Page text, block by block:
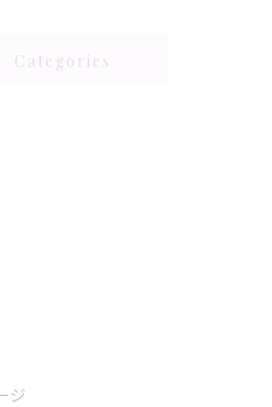
Categories
ジ